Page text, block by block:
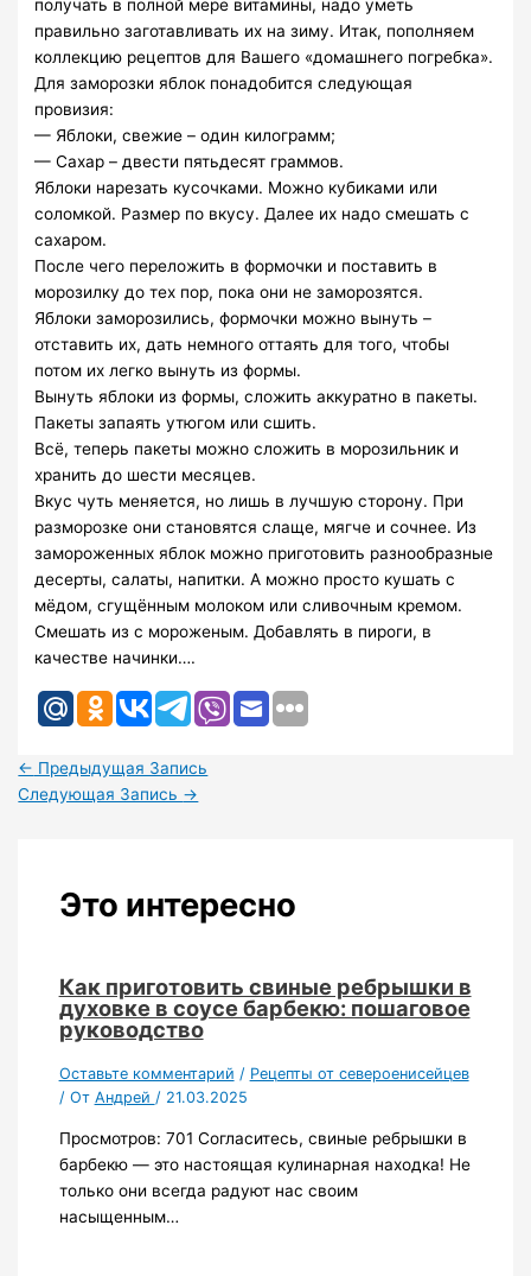
получать в полной мере витамины, надо уметь
правильно заготавливать их на зиму. Итак, пополняем
коллекцию рецептов для Вашего «домашнего погребка».
Для заморозки яблок понадобится следующая
провизия:
— Яблоки, свежие – один килограмм;
— Сахар – двести пятьдесят граммов.
Яблоки нарезать кусочками. Можно кубиками или
соломкой. Размер по вкусу. Далее их надо смешать с
сахаром.
После чего переложить в формочки и поставить в
морозилку до тех пор, пока они не заморозятся.
Яблоки заморозились, формочки можно вынуть –
отставить их, дать немного оттаять для того, чтобы
потом их легко вынуть из формы.
Вынуть яблоки из формы, сложить аккуратно в пакеты.
Пакеты запаять утюгом или сшить.
Всё, теперь пакеты можно сложить в морозильник и
хранить до шести месяцев.
Вкус чуть меняется, но лишь в лучшую сторону. При
разморозке они становятся слаще, мягче и сочнее. Из
замороженных яблок можно приготовить разнообразные
десерты, салаты, напитки. А можно просто кушать с
мёдом, сгущённым молоком или сливочным кремом.
Смешать из с мороженым. Добавлять в пироги, в
качестве начинки….
← Предыдущая Запись
Следующая Запись →
Это интересно
Как приготовить свиные ребрышки в
духовке в соусе барбекю: пошаговое
руководство
Оставьте комментарий / Рецепты от североенисейцев
/ От Андрей / 21.03.2025
Просмотров: 701 Согласитесь, свиные ребрышки в
барбекю — это настоящая кулинарная находка! Не
только они всегда радуют нас своим
насыщенным…